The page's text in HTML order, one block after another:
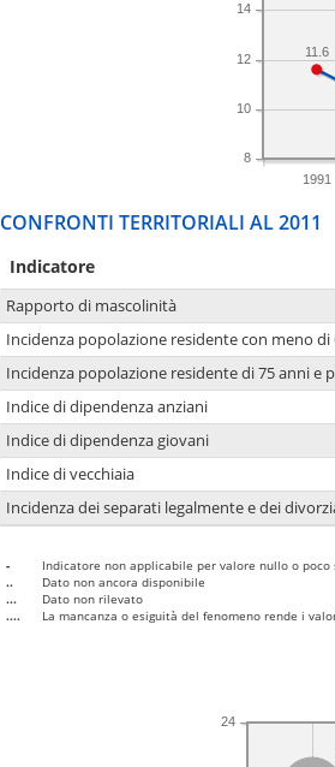
1991
8
10
12
14
11.6
CONFRONTI TERRITORIALI AL 2011
Indicatore
Rapporto di mascolinità
Incidenza popolazione residente con meno di
Incidenza popolazione residente di 75 anni e
Indice di dipendenza anziani
Indice di dipendenza giovani
Indice di vecchiaia
Incidenza dei separati legalmente e dei
-
Indicatore non applicabile per valore nullo o
..
Dato non ancora disponibile
...
Dato non rilevato
....
La mancanza o esiguità del fenomeno rende i
24